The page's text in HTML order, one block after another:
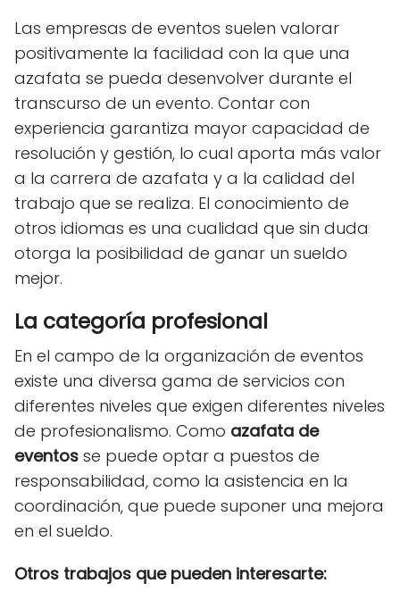
Las empresas de eventos suelen valorar
positivamente la facilidad con la que una
azafata se pueda desenvolver durante el
transcurso de un evento. Contar con
experiencia garantiza mayor capacidad de
resolución y gestión, lo cual aporta más valor
a la carrera de azafata y a la calidad del
trabajo que se realiza. El conocimiento de
otros idiomas es una cualidad que sin duda
otorga la posibilidad de ganar un sueldo
mejor.
La categoría profesional
En el campo de la organización de eventos
existe una diversa gama de servicios con
diferentes niveles que exigen diferentes niveles
de profesionalismo. Como azafata de
eventos se puede optar a puestos de
responsabilidad, como la asistencia en la
coordinación, que puede suponer una mejora
en el sueldo.
Otros trabajos que pueden interesarte: